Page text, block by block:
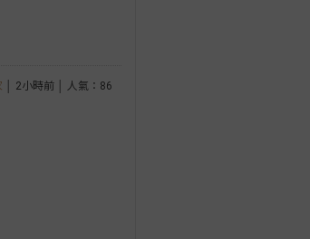
│ 2小時前 │ 人氣：86